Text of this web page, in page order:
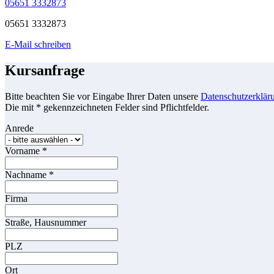
05651 3332873
05651 3332873
E-Mail schreiben
Kursanfrage
Bitte beachten Sie vor Eingabe Ihrer Daten unsere
Die mit * gekennzeichneten Felder sind Pflichtfelder.
Anrede
Vorname *
Nachname *
Firma
Straße, Hausnummer
PLZ
Ort